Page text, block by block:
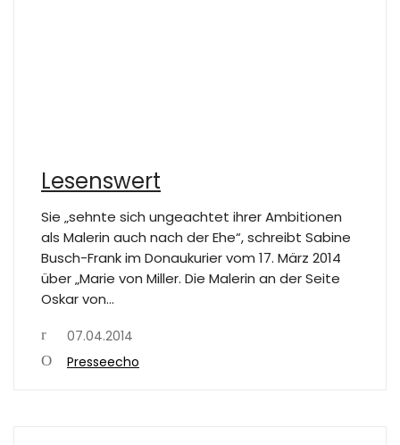
Lesenswert
Sie „sehnte sich ungeachtet ihrer Ambitionen
als Malerin auch nach der Ehe“, schreibt Sabine
Busch-Frank im Donaukurier vom 17. März 2014
über „Marie von Miller. Die Malerin an der Seite
Oskar von…
07.04.2014
Presseecho